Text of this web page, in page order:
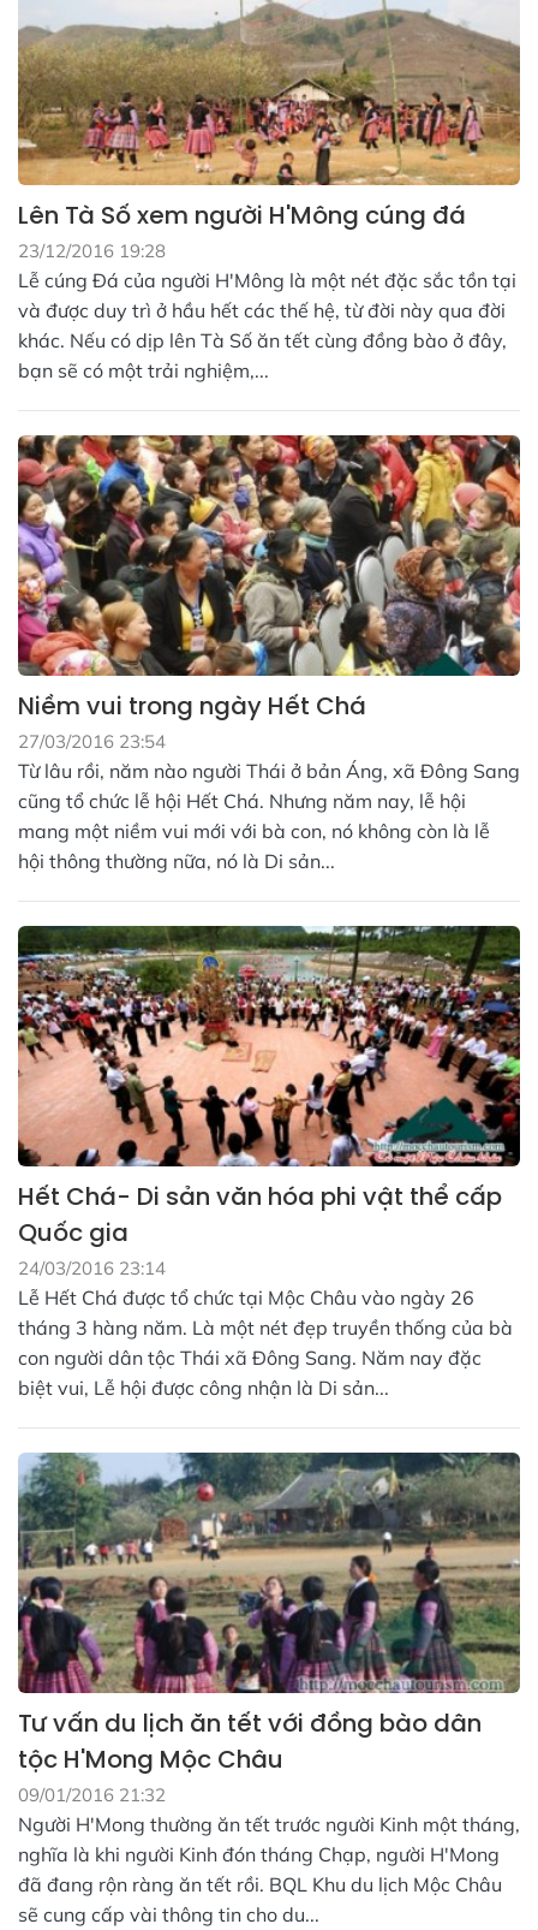
Lên Tà Số xem người H'Mông cúng đá
23/12/2016 19:28
Lễ cúng Đá của người H'Mông là một nét đặc sắc tồn tại
và được duy trì ở hầu hết các thế hệ, từ đời này qua đời
khác. Nếu có dịp lên Tà Số ăn tết cùng đồng bào ở đây,
bạn sẽ có một trải nghiệm,...
Niềm vui trong ngày Hết Chá
27/03/2016 23:54
Từ lâu rồi, năm nào người Thái ở bản Áng, xã Đông Sang
cũng tổ chức lễ hội Hết Chá. Nhưng năm nay, lễ hội
mang một niềm vui mới với bà con, nó không còn là lễ
hội thông thường nữa, nó là Di sản...
Hết Chá- Di sản văn hóa phi vật thể cấp
Quốc gia
24/03/2016 23:14
Lễ Hết Chá được tổ chức tại Mộc Châu vào ngày 26
tháng 3 hàng năm. Là một nét đẹp truyền thống của bà
con người dân tộc Thái xã Đông Sang. Năm nay đặc
biệt vui, Lễ hội được công nhận là Di sản...
Tư vấn du lịch ăn tết với đồng bào dân
tộc H'Mong Mộc Châu
09/01/2016 21:32
Người H'Mong thường ăn tết trước người Kinh một tháng,
nghĩa là khi người Kinh đón tháng Chạp, người H'Mong
đã đang rộn ràng ăn tết rồi. BQL Khu du lịch Mộc Châu
sẽ cung cấp vài thông tin cho du...